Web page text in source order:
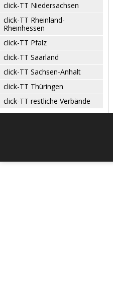
click-TT Niedersachsen
click-TT Rheinland-
Rheinhessen
click-TT Pfalz
click-TT Saarland
click-TT Sachsen-Anhalt
click-TT Thüringen
click-TT restliche Verbände